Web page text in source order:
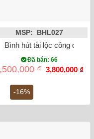
24K
₫.
-16%
MSP: BHL027
Bình hút tài lộc công đào
Đã bán: 66
₫ Giá
gốc
3,800,000 ₫